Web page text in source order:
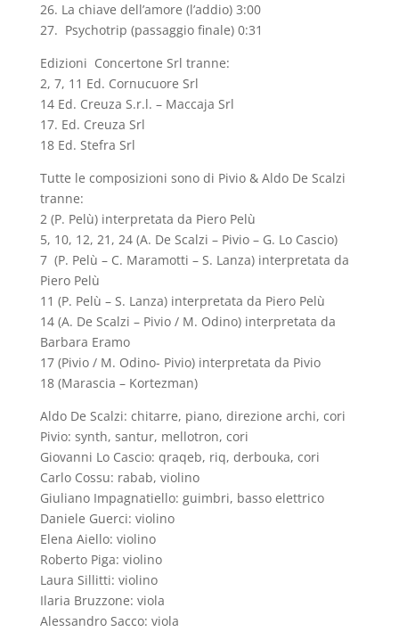
26. La chiave dell’amore (l’addio) 3:00
27. Psychotrip (passaggio finale) 0:31
Edizioni Concertone Srl tranne:
2, 7, 11 Ed. Cornucuore Srl
14 Ed. Creuza S.r.l. – Maccaja Srl
17. Ed. Creuza Srl
18 Ed. Stefra Srl
Tutte le composizioni sono di Pivio & Aldo De Scalzi
tranne:
2 (P. Pelù) interpretata da Piero Pelù
5, 10, 12, 21, 24 (A. De Scalzi – Pivio – G. Lo Cascio)
7 (P. Pelù – C. Maramotti – S. Lanza) interpretata da
Piero Pelù
11 (P. Pelù – S. Lanza) interpretata da Piero Pelù
14 (A. De Scalzi – Pivio / M. Odino) interpretata da
Barbara Eramo
17 (Pivio / M. Odino- Pivio) interpretata da Pivio
18 (Marascia – Kortezman)
Aldo De Scalzi: chitarre, piano, direzione archi, cori
Pivio: synth, santur, mellotron, cori
Giovanni Lo Cascio: qraqeb, riq, derbouka, cori
Carlo Cossu: rabab, violino
Giuliano Impagnatiello: guimbri, basso elettrico
Daniele Guerci: violino
Elena Aiello: violino
Roberto Piga: violino
Laura Sillitti: violino
Ilaria Bruzzone: viola
Alessandro Sacco: viola